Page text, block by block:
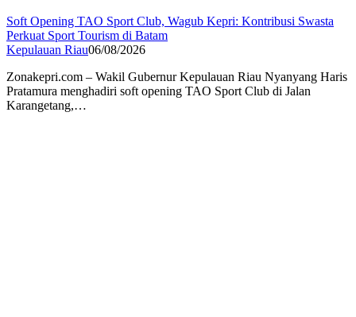
Soft Opening TAO Sport Club, Wagub Kepri: Kontribusi Swasta
Perkuat Sport Tourism di Batam
Kepulauan Riau06/08/2026
Zonakepri.com – Wakil Gubernur Kepulauan Riau Nyanyang Haris
Pratamura menghadiri soft opening TAO Sport Club di Jalan
Karangetang,…